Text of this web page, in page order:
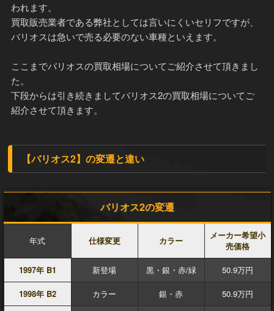
われます。
買取販売業者である弊社としては言いにくいセリフですが、
バリオスは急いで売る必要のない車種といえます。
ここまでバリオスの買取相場についてご紹介させて頂きまし
た。
下段からは引き続きましてバリオス2の買取相場についてご
紹介させて頂きます。
【バリオス2】の変遷と違い
バリオス2の変遷
年式 仕様変更 カラー
メーカー希望小
売価格
1997年 B1 新登場 黒・銀・赤/緑 50.9万円
1998年 B2 カラー 銀・赤 50.9万円